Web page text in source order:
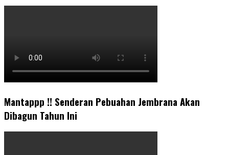
Mantappp !! Senderan Pebuahan Jembrana Akan
Dibagun Tahun Ini